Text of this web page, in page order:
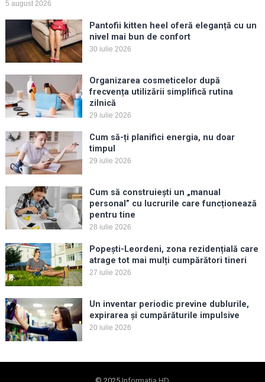
5 august 2026
Pantofii kitten heel oferă eleganță cu un
nivel mai bun de confort
30 iulie 2026
Organizarea cosmeticelor după
frecvența utilizării simplifică rutina
zilnică
29 iulie 2026
Cum să-ți planifici energia, nu doar
timpul
29 iulie 2026
Cum să construiești un „manual
personal” cu lucrurile care funcționează
pentru tine
28 iulie 2026
Popești-Leordeni, zona rezidențială care
atrage tot mai mulți cumpărători tineri
27 iulie 2026
Un inventar periodic previne dublurile,
expirarea și cumpărăturile impulsive
20 iulie 2026